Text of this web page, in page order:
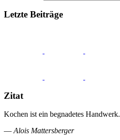
Letzte Beiträge
Zitat
Kochen ist ein begnadetes Handwerk.
—Alois Mattersberger